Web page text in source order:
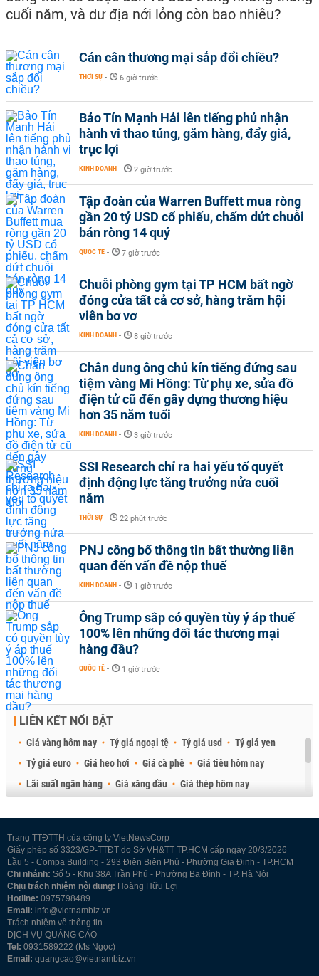
cuối năm, và dư địa nới lỏng còn bao nhiêu?
Cán cân thương mại sắp đổi chiều?
THỜI SỰ - 6 giờ trước
Bảo Tín Mạnh Hải lên tiếng phủ nhận
hành vi thao túng, găm hàng, đẩy giá,
trục lợi
KINH DOANH - 2 giờ trước
Tập đoàn của Warren Buffett mua ròng
gần 20 tỷ USD cổ phiếu, chấm dứt chuỗi
bán ròng 14 quý
QUỐC TẾ - 7 giờ trước
Chuỗi phòng gym tại TP HCM bất ngờ
đóng cửa tất cả cơ sở, hàng trăm hội
viên bơ vơ
KINH DOANH - 8 giờ trước
Chân dung ông chủ kín tiếng đứng sau
tiệm vàng Mi Hồng: Từ phụ xe, sửa đồ
điện tử cũ đến gây dựng thương hiệu
hơn 35 năm tuổi
KINH DOANH - 3 giờ trước
SSI Research chỉ ra hai yếu tố quyết
định động lực tăng trưởng nửa cuối
năm
THỜI SỰ - 22 phút trước
PNJ công bố thông tin bất thường liên
quan đến vấn đề nộp thuế
KINH DOANH - 1 giờ trước
Ông Trump sắp có quyền tùy ý áp thuế
100% lên những đối tác thương mại
hàng đầu?
QUỐC TẾ - 1 giờ trước
LIÊN KẾT NỔI BẬT
Giá vàng hôm nay Tỷ giá ngoại tệ Tỷ giá usd
Tỷ giá yen
Tỷ giá euro
Giá heo hơi Giá cà phê
Giá tiêu hôm nay
Lãi suất ngân hàng
Giá xăng dầu
Giá thép hôm nay
Trang TTĐTTH của công ty VietNewsCorp
Giấy phép số 3323/GP-TTĐT do Sở VH&TT TP.HCM cấp ngày 20/3/2026
Lầu 5 - Compa Building - 293 Điện Biên Phủ - Phường Gia Định - TP.HCM
Chi nhánh: Số 5 - Khu 38A Trần Phú - Phường Ba Đình - TP. Hà Nội
Chịu trách nhiệm nội dung: Hoàng Hữu Lợi
Hotline: 0975798489
Email: info@vietnambiz.vn
Trách nhiệm về thông tin
DỊCH VỤ QUẢNG CÁO
Tel: 0931589222 (Ms Ngọc)
Email: quangcao@vietnambiz.vn